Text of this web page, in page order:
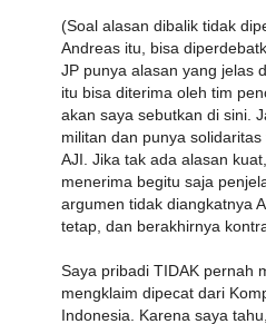
(Soal alasan dibalik tidak
Andreas itu, bisa
JP punya alasan yang jelas
itu bisa diterima oleh tim
akan saya sebutkan di sini.
militan dan punya
AJI. Jika tak ada alasan
menerima begitu saja
argumen tidak diangkatnya
tetap, dan berakhirnya
Saya pribadi TIDAK pernah
mengklaim dipecat dari
Indonesia. Karena saya